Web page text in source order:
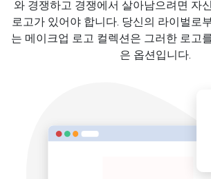
와 경쟁하고 경쟁에서 살아남으려면 자
로고가 있어야 합니다. 당신의 라이벌로
는 메이크업 로고 컬렉션은 그러한 로고
은 옵션입니다.